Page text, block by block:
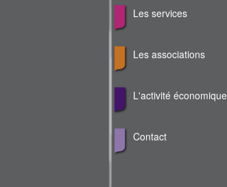
Les services
Les associations
L'activité économique
Contact